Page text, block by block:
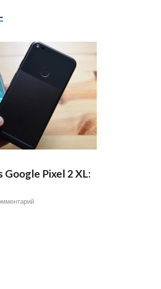
Google Pixel 2 XL: